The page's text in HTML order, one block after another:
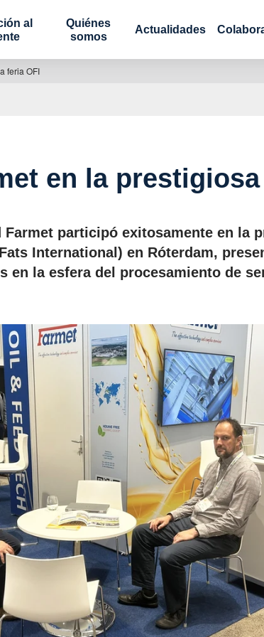
al
Quiénes
somos
Actualidades
feria OFI
en la
Farmet participó exitosamente en la
International) en Róterdam,
en la esfera del procesamiento de